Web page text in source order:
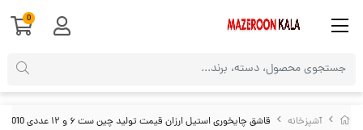
آشپزخانه قاشق چایخوری استیل ارزان قیمت تولید چین ست ۶ و ۱۲ عددی HGS-010
0